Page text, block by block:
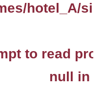
hotel_A/
to read
null in